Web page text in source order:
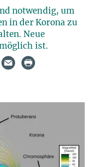
notwendig, um
in der Korona zu
Neue
ist.